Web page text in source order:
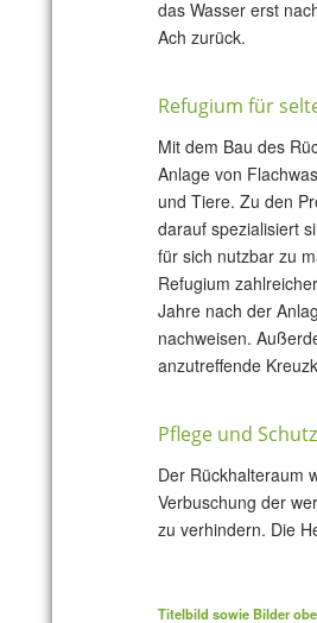
das Wasser erst
Ach zurück.
Refugium für
Mit dem Bau des
Anlage von
und Tiere. Zu den
darauf spezialisiert
für sich nutzbar zu
Refugium
Jahre nach der
nachweisen.
anzutreffende
Pflege und Schutz
Der Rückhalteraum
Verbuschung der
zu verhindern. Die
Titelbild sowie Bilder